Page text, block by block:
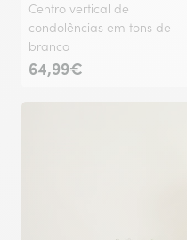
Centro vertical de
condolências em tons de
branco
64,99€